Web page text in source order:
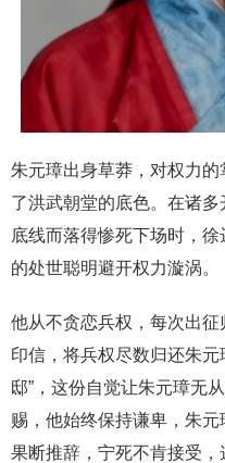
朱元璋出身草莽，对权力
了洪武朝堂的底色。在诸
底线而落得惨死下场时，
的处世聪明避开权力漩涡。
他从不贪恋兵权，每次出
印信，将兵权尽数归还朱
邸”，这份自觉让朱元璋无
赐，他始终保持谦卑，朱
果断推辞，宁死不肯接受